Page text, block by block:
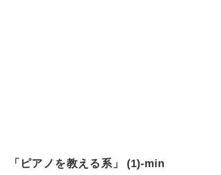
「ピアノを教える系」 (1)-min